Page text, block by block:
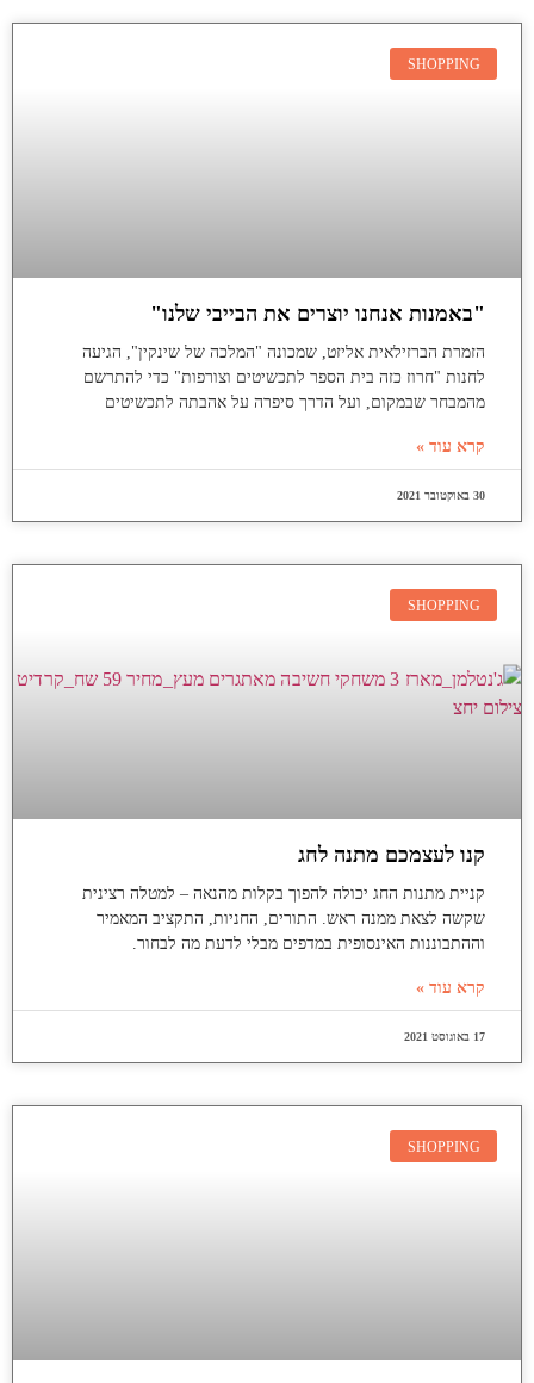
SHOPPING
"באמנות אנחנו יוצרים את הבייבי שלנו"
הזמרת הברזילאית אליזט, שמכונה "המלכה של שינקין", הגיעה
לחנות "חרוז כזה בית הספר לתכשיטים וצורפות" כדי להתרשם
מהמבחר שבמקום, ועל הדרך סיפרה על אהבתה לתכשיטים
קרא עוד »
30 באוקטובר 2021
SHOPPING
קנו לעצמכם מתנה לחג
קניית מתנות החג יכולה להפוך בקלות מהנאה – למטלה רצינית
שקשה לצאת ממנה ראש. התורים, החניות, התקציב המאמיר
וההתבוננות האינסופית במדפים מבלי לדעת מה לבחור.
קרא עוד »
17 באוגוסט 2021
SHOPPING